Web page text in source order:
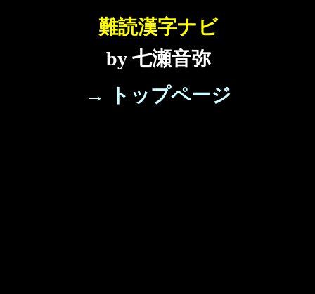
難読漢字ナビ
by 七瀬音弥
→ トップページ